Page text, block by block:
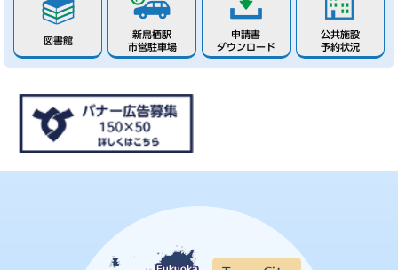
図書館
新鳥栖駅
市営駐車場
申請書
ダウンロード
公共施設
予約状況